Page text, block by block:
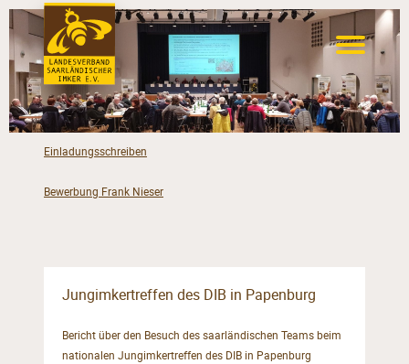
Einladungsschreiben
Bewerbung Frank Nieser
Jungimkertreffen des DIB in Papenburg
Bericht über den Besuch des saarländischen Teams beim
nationalen Jungimkertreffen des DIB in Papenburg